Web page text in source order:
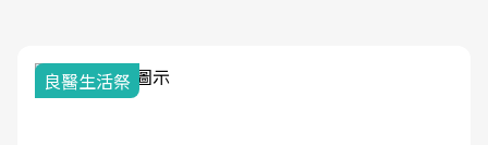
我與健康韌性的距離